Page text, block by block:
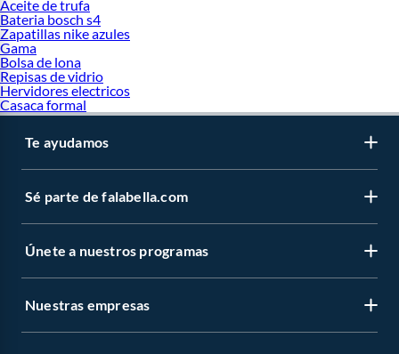
Aceite de trufa
Bateria bosch s4
Zapatillas nike azules
Gama
Bolsa de lona
Repisas de vidrio
Hervidores electricos
Casaca formal
Te ayudamos
Sé parte de falabella.com
Únete a nuestros programas
Nuestras empresas